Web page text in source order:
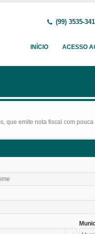
(99) 3535-
INÍCIO ACESSO
que emite nota fiscal com